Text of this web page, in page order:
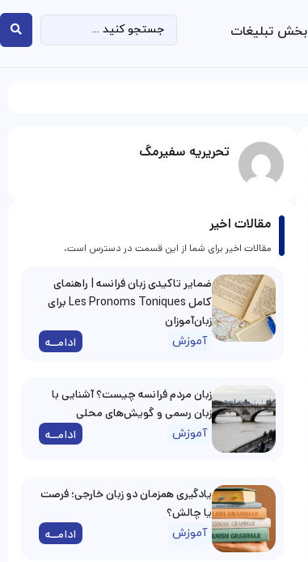
بخش تبلیغات
تحریریه سفیرمگ
مقالات اخیر
مقالات اخیر برای شما از این قسمت در دسترس است.
ضمایر تاکیدی زبان فرانسه | راهنمای
کامل Les Pronoms Toniques برای
زبان‌آموزان
آموزش ادامــه
زبان مردم فرانسه چیست؟ آشنایی با
زبان رسمی و گویش‌های محلی
آموزش ادامــه
یادگیری همزمان دو زبان خارجی؛ فرصت
یا چالش؟
آموزش ادامــه